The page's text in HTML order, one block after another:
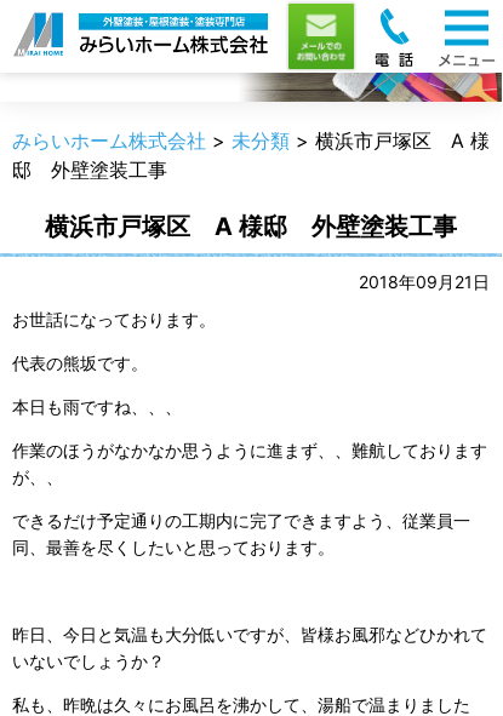
職人のうんちく
みらいホーム株式会社 > 未分類 > 横浜市戸塚区 A 様
邸 外壁塗装工事
横浜市戸塚区 A 様邸 外壁塗装工事
2018年09月21日
お世話になっております。
代表の熊坂です。
本日も雨ですね、、、
作業のほうがなかなか思うように進まず、、難航しております
が、、
できるだけ予定通りの工期内に完了できますよう、従業員一
同、最善を尽くしたいと思っております。
昨日、今日と気温も大分低いですが、皆様お風邪などひかれて
いないでしょうか？
私も、昨晩は久々にお風呂を沸かして、湯船で温まりました